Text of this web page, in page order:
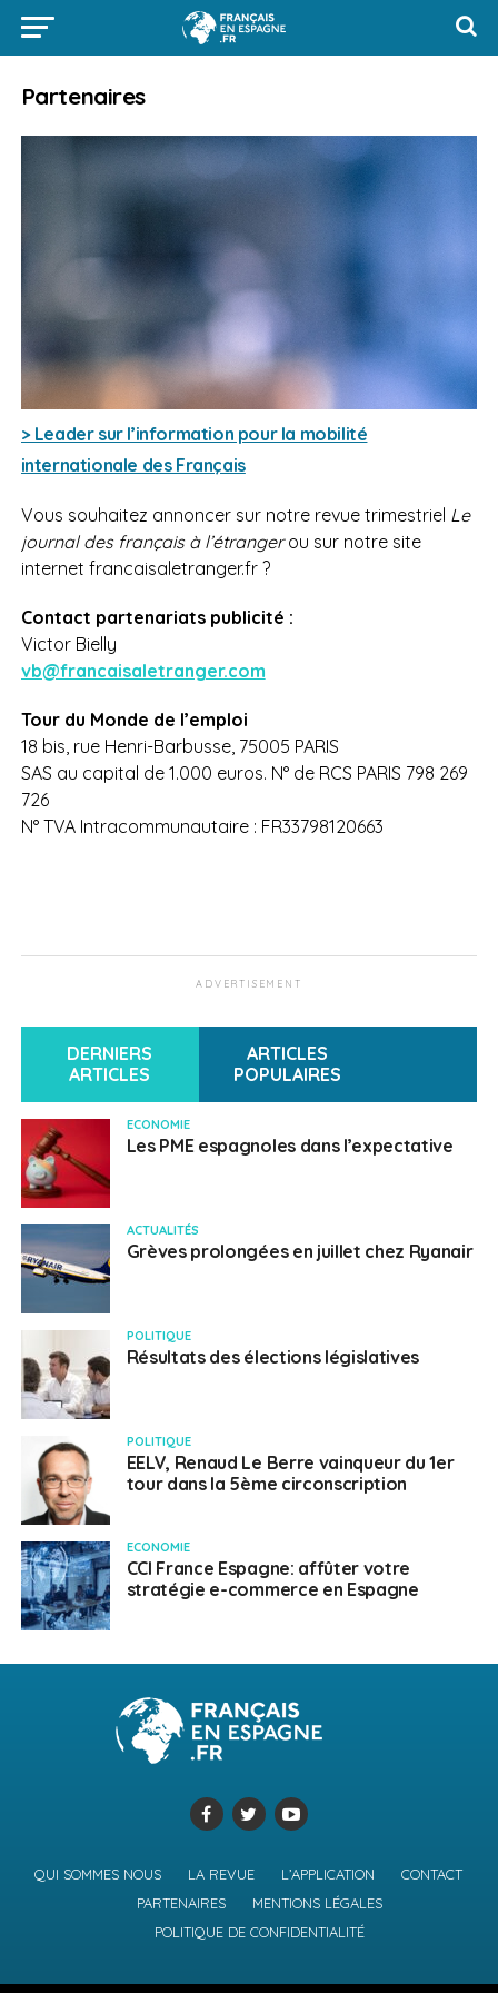
Partenaires
> Leader sur l’information pour la mobilité
internationale des Français
Vous souhaitez annoncer sur notre revue trimestriel Le
journal des français à l’étrangerou sur notre site
internet francaisaletranger.fr ?
Contact partenariats publicité :
Victor Bielly
vb@francaisaletranger.com
Tour du Monde de l’emploi
18 bis, rue Henri-Barbusse, 75005 PARIS
SAS au capital de 1.000 euros. N° de RCS PARIS 798 269
726
N° TVA Intracommunautaire : FR33798120663
ADVERTISEMENT
DERNIERS
ARTICLES
ARTICLES
POPULAIRES
ECONOMIE
Les PME espagnoles dans l’expectative
ACTUALITÉS
Grèves prolongées en juillet chez Ryanair
POLITIQUE
Résultats des élections législatives
POLITIQUE
EELV, Renaud Le Berre vainqueur du 1er
tour dans la 5ème circonscription
ECONOMIE
CCI France Espagne: affûter votre
stratégie e-commerce en Espagne
QUI SOMMES NOUS LA REVUE L’APPLICATION
CONTACT
PARTENAIRES
MENTIONS LÉGALES
POLITIQUE DE CONFIDENTIALITÉ